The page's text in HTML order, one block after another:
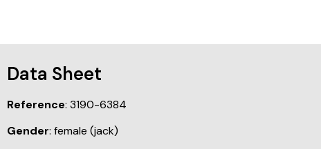
Data Sheet
Reference: 3190-6384
Gender: female (jack)